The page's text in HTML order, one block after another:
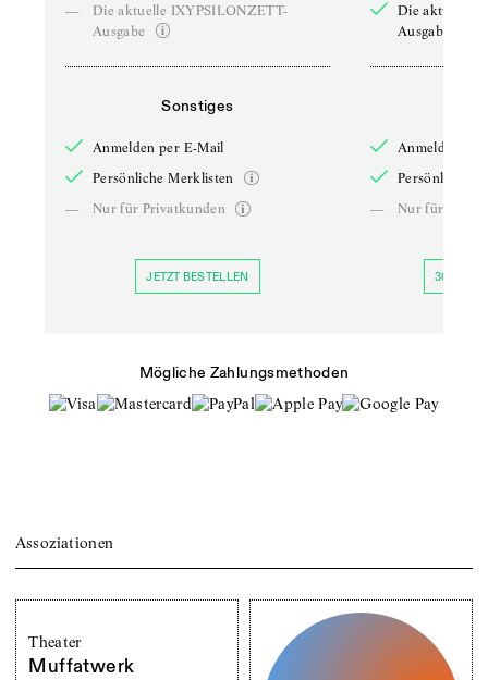
—
Die aktuelle IXYPSILONZETT-
Ausgabe
Sonstiges
Anmelden per E-Mail
Persönliche Merklisten
—
Nur für Privatkunden
JETZT BESTELLEN
Die aktuelle
Ausgabe
Anmelden
Persönliche
—
Nur für
30 TAGE
Mögliche Zahlungsmethoden
Assoziationen
Theater
Muffatwerk